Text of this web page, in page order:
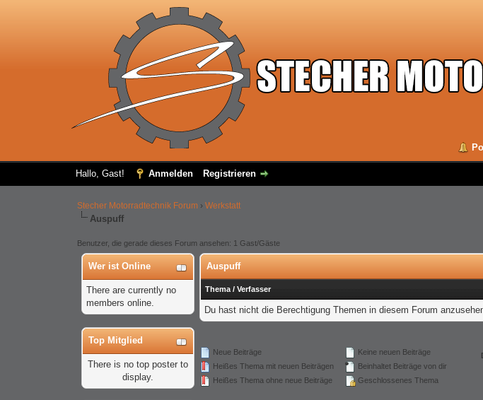
Hallo, Gast! Anmelden Registrieren
Stecher Motorradtechnik Forum ›Werkstatt
Auspuff
Benutzer, die gerade dieses Forum ansehen: 1 Gast/Gäste
Wer ist Online
There are currently no
members online.
Top Mitglied
There is no top poster to
display.
Auspuff
Thema /Verfasser
Du hast nicht die Berechtigung Themen in diesem Forum
Neue Beiträge
Heißes Thema mit neuen Beiträgen
Heißes Thema ohne neue Beiträge
Keine neuen Beiträge
Beinhaltet Beiträge von dir
Geschlossenes Thema